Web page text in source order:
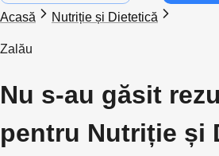
Acasă Nutriție și Dietetică
Zalău
Nu s-au găsit
pentru Nutriție și